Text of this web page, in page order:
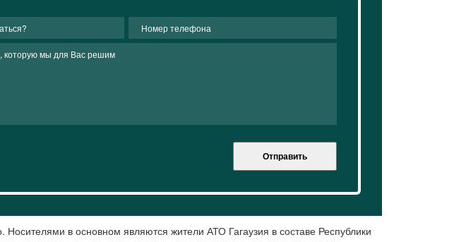
Отправить
Носителями в основном являются жители АТО Гагаузия в составе Республики